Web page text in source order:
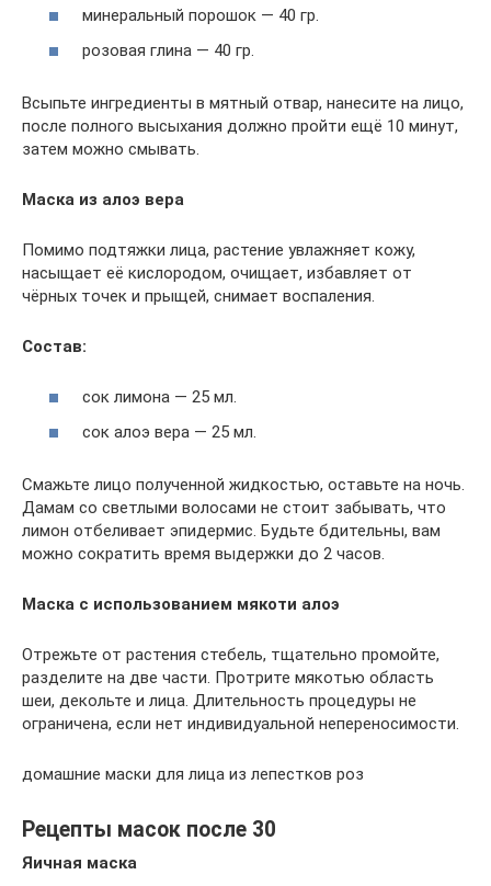
минеральный порошок — 40 гр.
розовая глина — 40 гр.
Всыпьте ингредиенты в мятный отвар, нанесите на лицо,
после полного высыхания должно пройти ещё 10 минут,
затем можно смывать.
Маска из алоэ вера
Помимо подтяжки лица, растение увлажняет кожу,
насыщает её кислородом, очищает, избавляет от
чёрных точек и прыщей, снимает воспаления.
Состав:
сок лимона — 25 мл.
сок алоэ вера — 25 мл.
Смажьте лицо полученной жидкостью, оставьте на ночь.
Дамам со светлыми волосами не стоит забывать, что
лимон отбеливает эпидермис. Будьте бдительны, вам
можно сократить время выдержки до 2 часов.
Маска с использованием мякоти алоэ
Отрежьте от растения стебель, тщательно промойте,
разделите на две части. Протрите мякотью область
шеи, декольте и лица. Длительность процедуры не
ограничена, если нет индивидуальной непереносимости.
домашние маски для лица из лепестков роз
Рецепты масок после 30
Яичная маска